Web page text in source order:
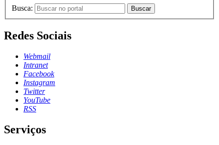
Busca: Buscar
Redes Sociais
Webmail
Intranet
Facebook
Instagram
Twitter
YouTube
RSS
Serviços